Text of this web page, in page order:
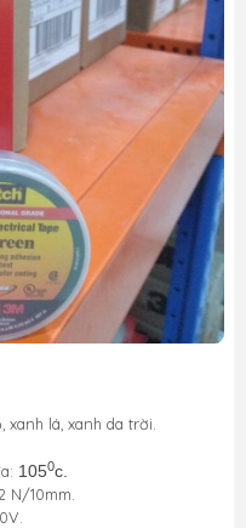
xanh lá, xanh da trời.
1050c.
N/10mm.